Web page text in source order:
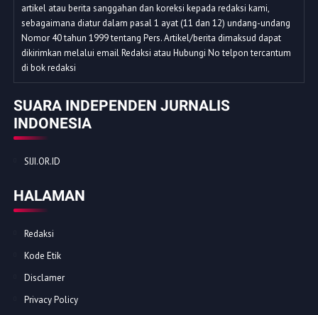
artikel atau berita sanggahan dan koreksi kepada redaksi kami,
sebagaimana diatur dalam pasal 1 ayat (11 dan 12) undang-undang
Nomor 40 tahun 1999 tentang Pers. Artikel/berita dimaksud dapat
dikirimkan melalui email Redaksi atau Hubungi No telpon tercantum
di bok redaksi
SUARA INDEPENDEN JURNALIS
INDONESIA
SIJI.OR.ID
HALAMAN
Redaksi
Kode Etik
Disclamer
Privacy Policy